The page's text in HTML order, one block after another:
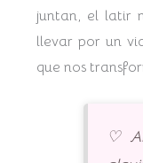
juntan, el latir
llevar por un
que nos